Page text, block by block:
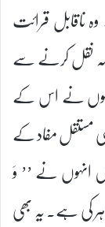
ناقابل قرائت
نقل کرنے سے
نے اس کے
مستقل مفاد کے
انہوں نے ’’ وَ
کی ہے۔ یہ بھی